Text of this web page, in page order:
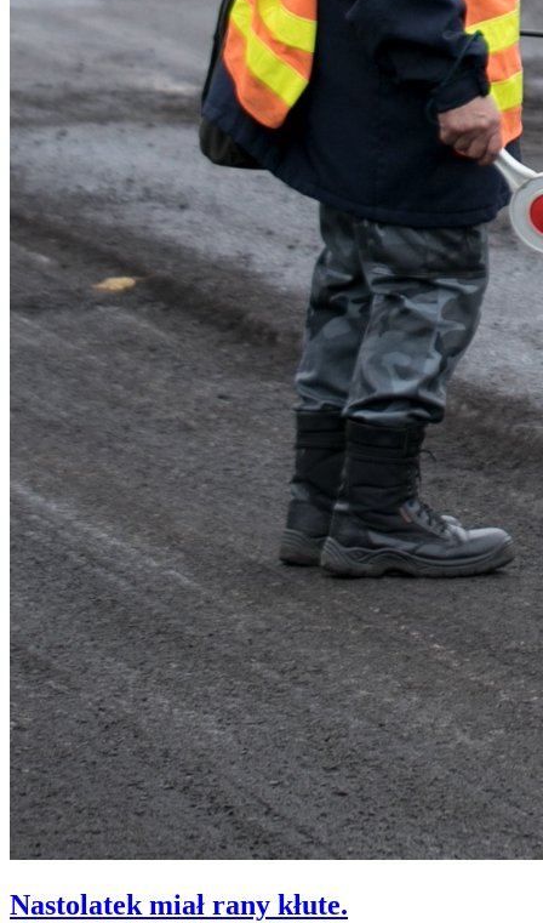
Nastolatek miał rany kłute.